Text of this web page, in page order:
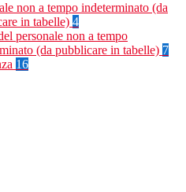
non a tempo indeterminato (da
in tabelle) 4
personale non a tempo
(da pubblicare in tabelle) 7
16